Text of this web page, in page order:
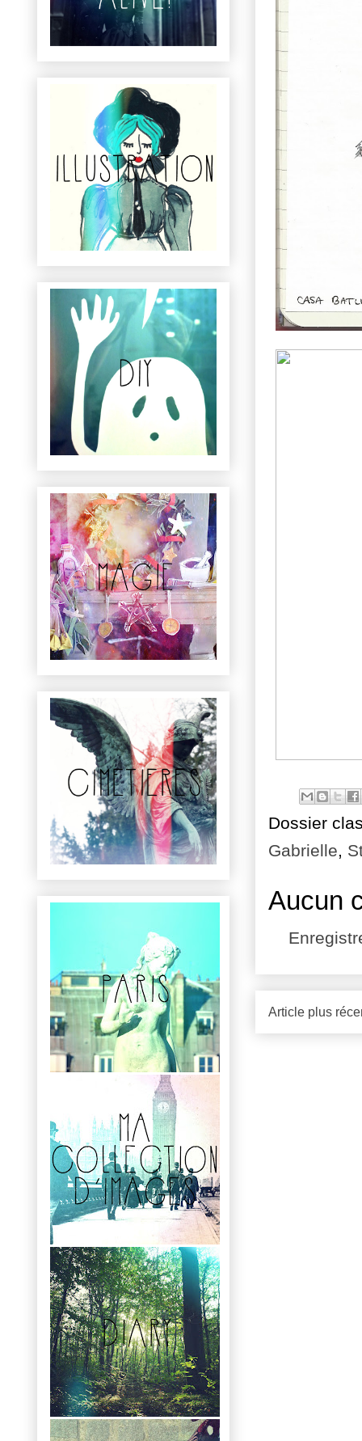
Dossier
Gabrielle,
Aucun
Article plus